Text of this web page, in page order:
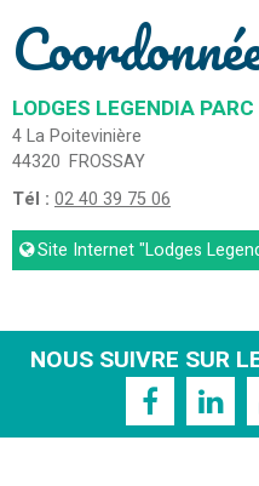
LODGES LEGENDIA PARC
4 La Poitevinière
44320 FROSSAY
Tél : 02 40 39 75 06
Site Internet"Lodges
NOUS SUIVRE SUR